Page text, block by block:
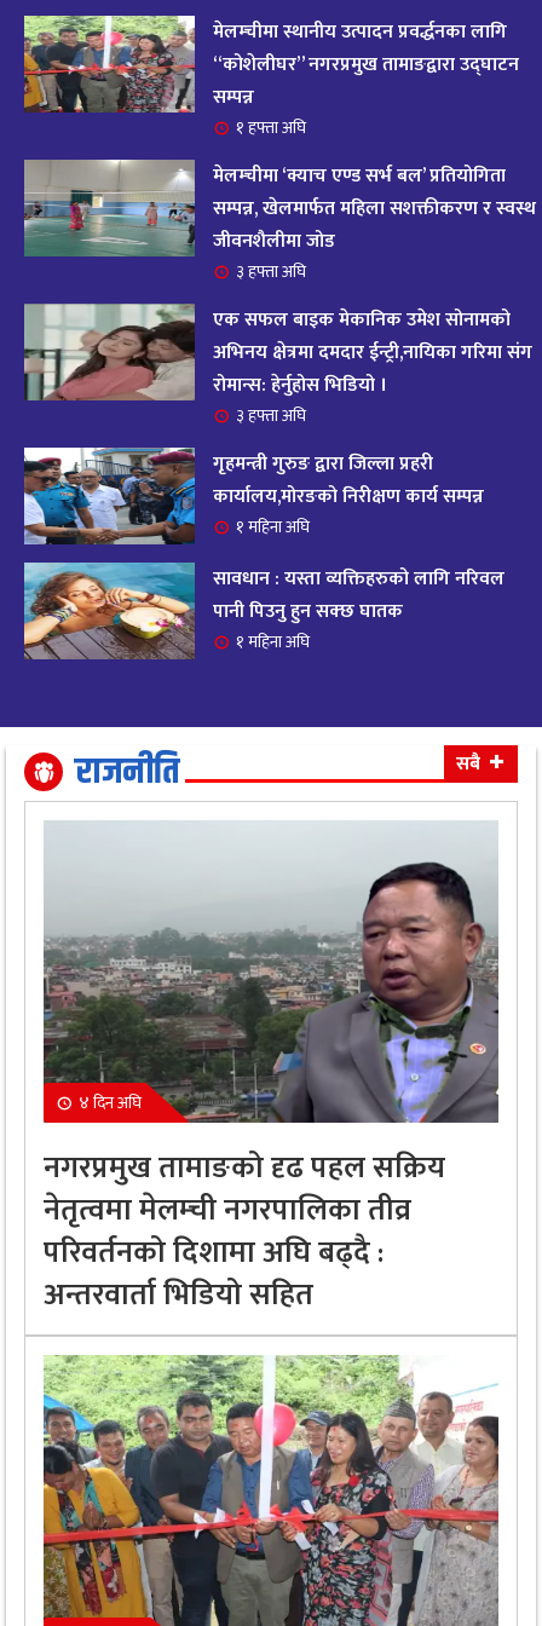
१४ आज २०८२ साल भदौ १६ गते सोमबारको राशिफल
११ महिना अघि
१५
आजको राशिफल : २०८२ भदौ १२ गते बिहीवार, २८
अगस्ट २०२५
११ महिना अघि
१६ आजको राशिफल – २०८२ साल भाद्र १० गते, मंगलबार
१७ आजको राशिफल – २०८२ साल भाद्र १० गते, मंगलबार
११ महिना अघि
१८
आजको राशिफल : आइतवार, ८ भदौ २०८२ (२४ अगस्ट
२०२५)
११ महिना अघि
१९ आजको राशिफल २०८२ भदाै ४ गते, बुधवार
११ महिना अघि
धैर्यले सफलता मिल्नेछ
११ महिना अघि
मेलम्चीमा स्थानीय उत्पादन प्रवर्द्धनका लागि
“कोशेलीघर” नगरप्रमुख तामाङद्वारा उद्घाटन
सम्पन्न
१ हफ्ता अघि
मेलम्चीमा ‘क्याच एण्ड सर्भ बल’ प्रतियोगिता
सम्पन्न, खेलमार्फत महिला सशक्तीकरण र स्वस्थ
जीवनशैलीमा जोड
३ हफ्ता अघि
एक सफल बाइक मेकानिक उमेश सोनामको
अभिनय क्षेत्रमा दमदार ईन्ट्री,नायिका गरिमा संग
रोमान्स: हेर्नुहोस भिडियो ।
३ हफ्ता अघि
गृहमन्त्री गुरुङ द्वारा जिल्ला प्रहरी
कार्यालय,मोरङको निरीक्षण कार्य सम्पन्न
१ महिना अघि
सावधान : यस्ता व्यक्तिहरुको लागि नरिवल
पानी पिउनु हुन सक्छ घातक
१ महिना अघि
राजनीति सबै
४ दिन अघि
नगरप्रमुख तामाङको दृढ पहल सक्रिय
नेतृत्वमा मेलम्ची नगरपालिका तीव्र
परिवर्तनको दिशामा अघि बढ्दै :
अन्तरवार्ता भिडियो सहित